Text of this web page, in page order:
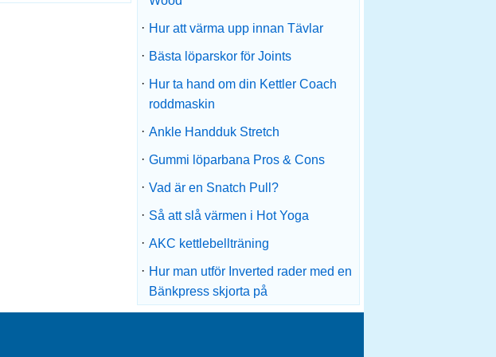
· Hur att värma upp innan Tävlar
· Bästa löparskor för Joints
· Hur ta hand om din Kettler Coach
roddmaskin
· Ankle Handduk Stretch
· Gummi löparbana Pros & Cons
· Vad är en Snatch Pull?
· Så att slå värmen i Hot Yoga
· AKC kettlebellträning
· Hur man utför Inverted rader med en
Bänkpress skjorta på